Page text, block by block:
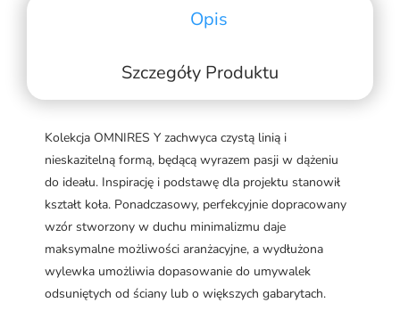
Opis
Szczegóły Produktu
Kolekcja OMNIRES Y zachwyca czystą linią i
nieskazitelną formą, będącą wyrazem pasji w dążeniu
do ideału. Inspirację i podstawę dla projektu stanowił
kształt koła. Ponadczasowy, perfekcyjnie dopracowany
wzór stworzony w duchu minimalizmu daje
maksymalne możliwości aranżacyjne, a wydłużona
wylewka umożliwia dopasowanie do umywalek
odsuniętych od ściany lub o większych gabarytach.